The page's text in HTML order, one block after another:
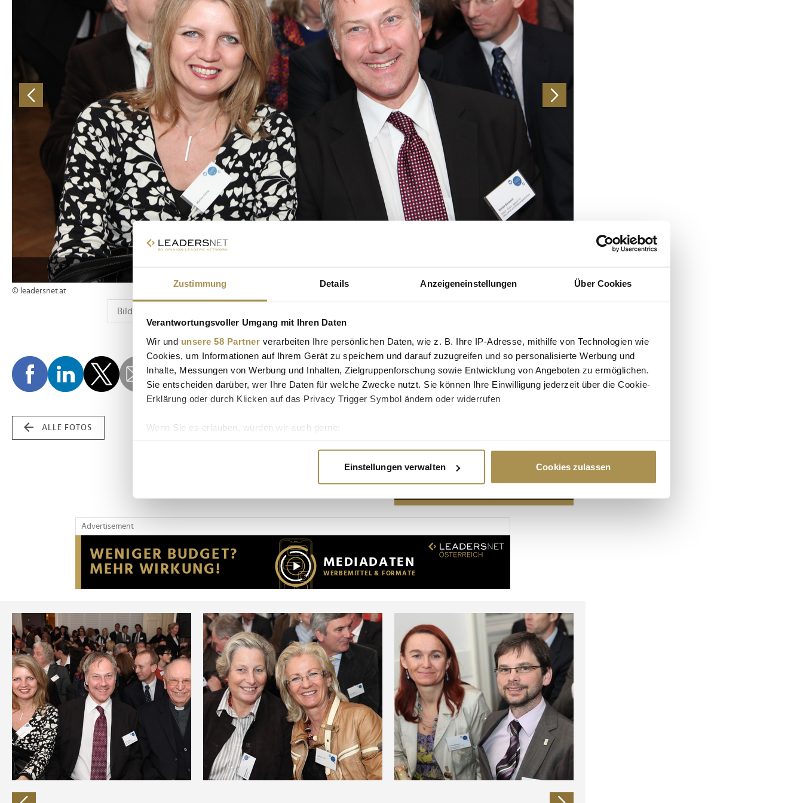
Zustimmung Details Anzeigeneinstellungen Über Cookies
Verantwortungsvoller Umgang mit Ihren Daten
Wir und unsere 58 Partner verarbeiten Ihre persönlichen Daten, wie z. B. Ihre IP-Adresse, mithilfe von Technologien wie
Cookies, um Informationen auf Ihrem Gerät zu speichern und darauf zuzugreifen und so personalisierte Werbung und
Inhalte, Messungen von Werbung und Inhalten, Zielgruppenforschung sowie Entwicklung von Angeboten zu ermöglichen.
Sie entscheiden darüber, wer Ihre Daten für welche Zwecke nutzt. Sie können Ihre Einwilligung jederzeit über die Cookie-
Erklärung oder durch Klicken auf das Privacy Trigger Symbol ändern oder widerrufen
Wenn Sie es erlauben, würden wir auch gerne:
Erfahren Sie mehr darüber, wie Ihre persönlichen Daten verarbeitet werden, und legen Sie Ihre Präferenzen im
Wir verwenden Cookies, um Inhalte und Anzeigen zu personalisieren, Funktionen für soziale Medien anbieten zu können
Website an unsere Partner für soziale Medien, Werbung und Analysen weiter. Unsere Partner führen diese Informationen
möglicherweise mit weiteren Daten zusammen, die Sie ihnen bereitgestellt haben oder die sie im Rahmen Ihrer Nutzung
der Dienste gesammelt haben.
Einstellungen verwalten Cookies zulassen
© leadersnet.at
ALLE FOTOS
Advertisement
Advertisement